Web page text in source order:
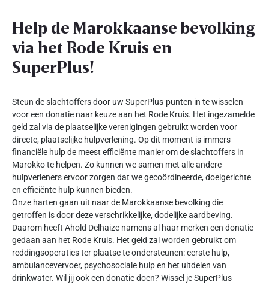
Help de Marokkaanse bevolking
via het Rode Kruis en
SuperPlus!
Steun de slachtoffers door uw SuperPlus-punten in te wisselen
voor een donatie naar keuze aan het Rode Kruis. Het ingezamelde
geld zal via de plaatselijke verenigingen gebruikt worden voor
directe, plaatselijke hulpverlening. Op dit moment is immers
financiële hulp de meest efficiënte manier om de slachtoffers in
Marokko te helpen. Zo kunnen we samen met alle andere
hulpverleners ervoor zorgen dat we gecoördineerde, doelgerichte
en efficiënte hulp kunnen bieden.
Onze harten gaan uit naar de Marokkaanse bevolking die
getroffen is door deze verschrikkelijke, dodelijke aardbeving.
Daarom heeft Ahold Delhaize namens al haar merken een donatie
gedaan aan het Rode Kruis. Het geld zal worden gebruikt om
reddingsoperaties ter plaatse te ondersteunen: eerste hulp,
ambulancevervoer, psychosociale hulp en het uitdelen van
drinkwater. Wil jij ook een donatie doen? Wissel je SuperPlus